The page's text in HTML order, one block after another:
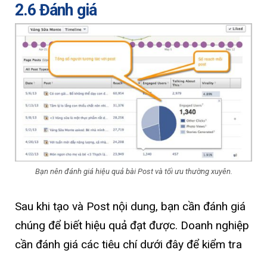
2.6 Đánh giá
Bạn nên đánh giá hiệu quả bài Post và tối ưu thường xuyên.
Sau khi tạo và Post nội dung, bạn cần đánh giá
chúng để biết hiệu quả đạt được. Doanh nghiệp
cần đánh giá các tiêu chí dưới đây để kiểm tra